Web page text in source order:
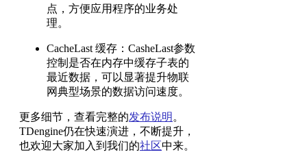
点，方便应用程序的业务处
理。
CacheLast 缓存：CasheLast参数
控制是否在内存中缓存子表的
最近数据，可以显著提升物联
网典型场景的数据访问速度。
更多细节，查看完整的发布说明 。
TDengine仍在快速演进，不断提升，
也欢迎大家加入到我们的社区中来。